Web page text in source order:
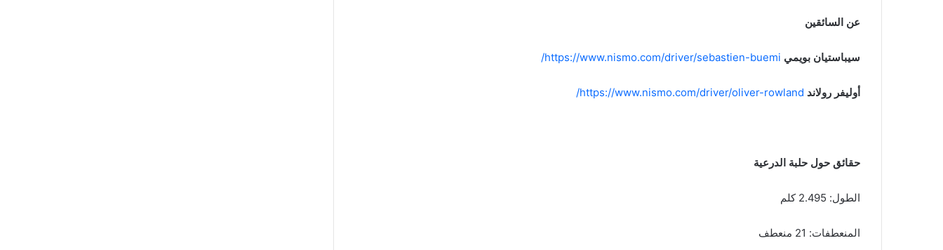
عن السائقين
سيباستيان بويمي https://www.nismo.com/driver/sebastien-buemi/
أوليفر رولاند https://www.nismo.com/driver/oliver-rowland/
حقائق حول حلبة الدرعية
الطول: 2.495 كلم
المنعطفات: 21 منعطف